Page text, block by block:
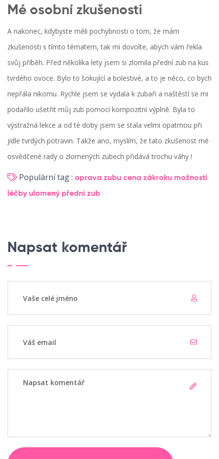
Mé osobní zkušenosti
A nakonec, kdybyste měli pochybnosti o tom, že mám
zkušenosti s tímto tématem, tak mi dovolte, abych vám řekla
svůj příběh. Před několika lety jsem si zlomila přední zub na kus
tvrdého ovoce. Bylo to šokující a bolestivé, a to je něco, co bych
nepřála nikomu. Rychle jsem se vydala k zubaři a naštěstí se mi
podařilo ušetřit můj zub pomocí kompozitní výplně. Byla to
výstražná lekce a od té doby jsem se stala velmi opatrnou při
jídle tvrdých potravin. Takže ano, myslím, že tato zkušenost mé
osvědčené rady o zlomených zubech přidává trochu váhy !
Populární tag : oprava zubu cena zákroku možnosti
léčby ulomený přední zub
Napsat komentář